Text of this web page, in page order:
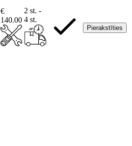
€
140.00
2 st. -
4 st.
Pierakstīties